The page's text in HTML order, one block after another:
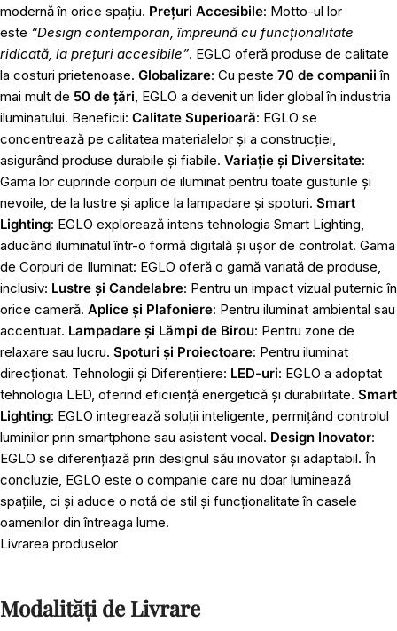
modernă în orice spațiu. Prețuri Accesibile: Motto-ul lor
este “Design contemporan, împreună cu funcționalitate
ridicată, la prețuri accesibile”. EGLO oferă produse de calitate
la costuri prietenoase. Globalizare: Cu peste 70 de companii în
mai mult de 50 de țări, EGLO a devenit un lider global în industria
iluminatului. Beneficii: Calitate Superioară: EGLO se
concentrează pe calitatea materialelor și a construcției,
asigurând produse durabile și fiabile. Variație și Diversitate:
Gama lor cuprinde corpuri de iluminat pentru toate gusturile și
nevoile, de la lustre și aplice la lampadare și spoturi. Smart
Lighting: EGLO explorează intens tehnologia Smart Lighting,
aducând iluminatul într-o formă digitală și ușor de controlat. Gama
de Corpuri de Iluminat: EGLO oferă o gamă variată de produse,
inclusiv: Lustre și Candelabre: Pentru un impact vizual puternic în
orice cameră. Aplice și Plafoniere: Pentru iluminat ambiental sau
accentuat. Lampadare și Lămpi de Birou: Pentru zone de
relaxare sau lucru. Spoturi și Proiectoare: Pentru iluminat
direcționat. Tehnologii și Diferențiere: LED-uri: EGLO a adoptat
tehnologia LED, oferind eficiență energetică și durabilitate. Smart
Lighting: EGLO integrează soluții inteligente, permițând controlul
luminilor prin smartphone sau asistent vocal. Design Inovator:
EGLO se diferențiază prin designul său inovator și adaptabil. În
concluzie, EGLO este o companie care nu doar luminează
spațiile, ci și aduce o notă de stil și funcționalitate în casele
oamenilor din întreaga lume.
Livrarea produselor
Modalități de Livrare